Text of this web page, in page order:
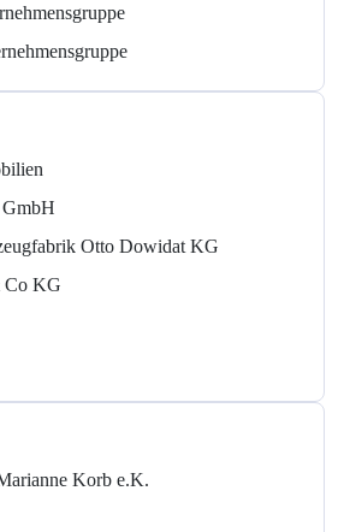
GmbH
Otto Dowidat KG
Co KG
Korb e.K.